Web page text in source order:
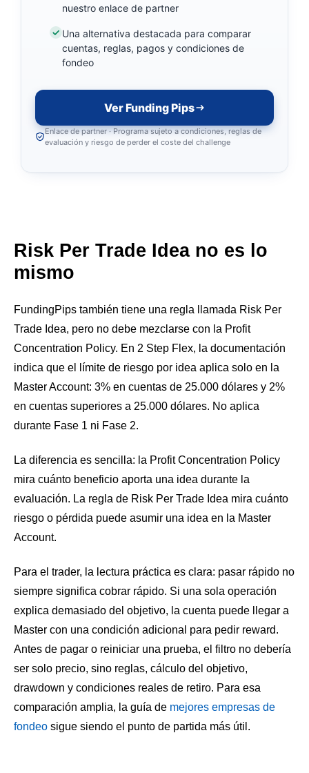
nuestro enlace de partner
Una alternativa destacada para comparar
cuentas, reglas, pagos y condiciones de
fondeo
Ver Funding Pips
Enlace de partner · Programa sujeto a condiciones, reglas de
evaluación y riesgo de perder el coste del challenge
Risk Per Trade Idea no es lo
mismo
FundingPips también tiene una regla llamada Risk Per
Trade Idea, pero no debe mezclarse con la Profit
Concentration Policy. En 2 Step Flex, la documentación
indica que el límite de riesgo por idea aplica solo en la
Master Account: 3% en cuentas de 25.000 dólares y 2%
en cuentas superiores a 25.000 dólares. No aplica
durante Fase 1 ni Fase 2.
La diferencia es sencilla: la Profit Concentration Policy
mira cuánto beneficio aporta una idea durante la
evaluación. La regla de Risk Per Trade Idea mira cuánto
riesgo o pérdida puede asumir una idea en la Master
Account.
Para el trader, la lectura práctica es clara: pasar rápido no
siempre significa cobrar rápido. Si una sola operación
explica demasiado del objetivo, la cuenta puede llegar a
Master con una condición adicional para pedir reward.
Antes de pagar o reiniciar una prueba, el filtro no debería
ser solo precio, sino reglas, cálculo del objetivo,
drawdown y condiciones reales de retiro. Para esa
comparación amplia, la guía de mejores empresas de
fondeo sigue siendo el punto de partida más útil.